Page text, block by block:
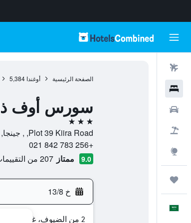
الصفحة الرئيسية أوغندا 5,384
سورس أوف
3 نجوم
Plot 39 Kiira Road, , جينجا, Eastern Region, أوغندا
+256 783 842 021
9.0 ممتاز 207 من التقييمات تم التحقق منها
خ 13/8
2 من الضيوف، غرفة واحدة